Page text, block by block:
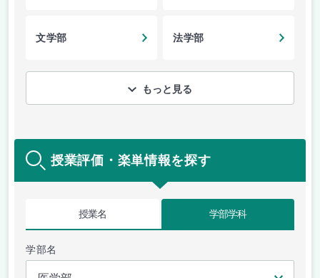
文学部 法学部
もっと見る
授業評価・楽単情報を探す
授業名 学部学科
学部名